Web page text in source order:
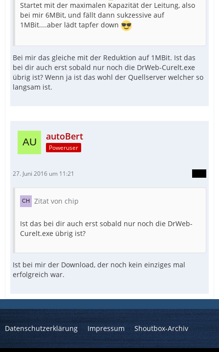
Startet mit der maximalen Kapazität der Leitung, also
bei mir 6MBit, und fällt dann sukzessive auf
1MBit....aber lädt tapfer down
Bei mir das gleiche mit der Reduktion auf 1MBit. Ist das
bei dir auch erst sobald nur noch die DrWeb-Curelt.exe
übrig ist? Wenn ja ist das wohl der Quellserver welcher so
langsam ist.
autoBert
Poweruser
27. Juni 2016 um 11:21
Zitat von chip
Ist das bei dir auch erst sobald nur noch die DrWeb-
Curelt.exe übrig ist?
Ist bei mir der Download, der noch kein einziges mal
erfolgreich war.
Datenschutzerklärung Impressum Shoutbox-Archiv